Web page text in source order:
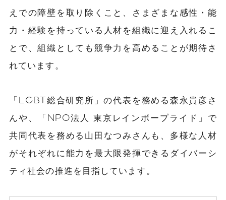
えでの障壁を取り除くこと、さまざまな感性・能
力・経験を持っている人材を組織に迎え入れるこ
とで、組織としても競争力を高めることが期待さ
れています。
「LGBT総合研究所」の代表を務める森永貴彦さ
んや、「NPO法人 東京レインボープライド」で
共同代表を務める山田なつみさんも、多様な人材
がそれぞれに能力を最大限発揮できるダイバーシ
ティ社会の推進を目指しています。